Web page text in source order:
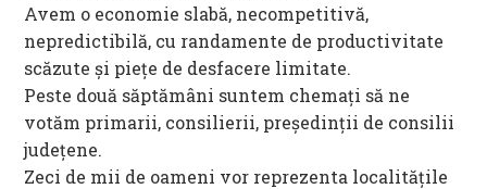
Avem o economie slabă, necompetitivă,
nepredictibilă, cu randamente de productivitate
scăzute și piețe de desfacere limitate.
Peste două săptămâni suntem chemați să ne
votăm primarii, consilierii, președinții de consilii
județene.
Zeci de mii de oameni vor reprezenta localitățile